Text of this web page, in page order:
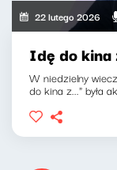
22 lutego 2026
Idę do kina
W niedzielny
do kina z..." była